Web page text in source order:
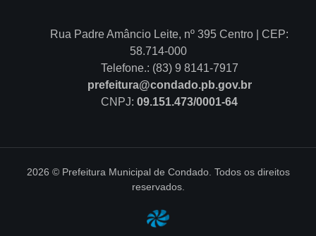
Rua Padre Amâncio Leite, nº 395 Centro | CEP:
58.714-000
Telefone.: (83) 9 8141-7917
prefeitura@condado.pb.gov.br
CNPJ: 09.151.473/0001-64
2026 © Prefeitura Municipal de Condado. Todos os direitos
reservados.